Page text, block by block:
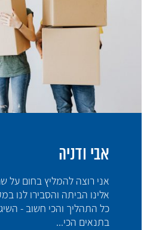
אבי ודניה
אני רוצה להמליץ בחום על
אלינו הביתה והסבירו לנו
כל התהליך והכי חשוב -
בתנאים הכי...